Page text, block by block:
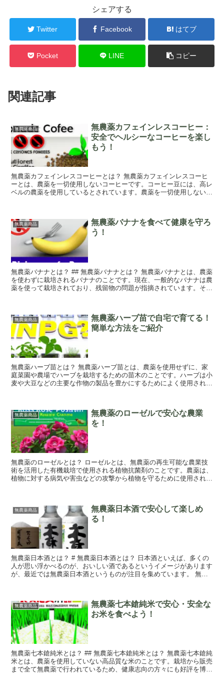
シェアする
Twitter Facebook はてブ
Pocket LINE コピー
関連記事
無農薬商品
無農薬カフェインレスコーヒー：
安全でヘルシーなコーヒーを楽し
もう！
無農薬カフェインレスコーヒーとは？ 無農薬カフェインレスコーヒ
ーとは、農薬を一切使用しないコーヒーです。コーヒー豆には、高レ
ベルの農薬を使用しているとされています。農薬を一切使用しないコ
無農薬商品
無農薬バナナを食べて健康を守ろ
う！
無農薬バナナとは？ ## 無農薬バナナとは？ 無農薬バナナとは、農薬
を使わずに栽培されるバナナのことです。現在、一般的なバナナは農
薬を使って栽培されており、残留物の問題が指摘されています。その
無農薬商品
無農薬ハーブ苗で自宅で育てる！
簡単な方法をご紹介
無農薬ハーブ苗とは？ 無農薬ハーブ苗とは、農薬を使用せずに、家
庭菜園や農場でハーブを栽培するための苗木のことです。ハーブは小
麦や大豆などの主要な作物の製品を豊かにするためによく使用されて
無農薬商品
無農薬のローゼルで安心な農業
を！
無農薬のローゼルとは？ ローゼルとは、無農薬の再生可能な農業技
術を活用した有機栽培で使用される植物抗菌剤のことです。農薬は、
植物に対する病気や害虫などの攻撃から植物を守るために使用されま
無農薬商品
無農薬日本酒で安心して楽しめ
る！
無農薬日本酒とは？ # 無農薬日本酒とは？ 日本酒といえば、多くの
人が思い浮かべるのが、おいしい酒であるというイメージがあります
が、最近では無農薬日本酒というものが注目を集めています。 無農
無農薬商品
無農薬七本鎗純米で安心・安全な
お米を食べよう！
無農薬七本鎗純米とは？ ## 無農薬七本鎗純米とは？ 無農薬七本鎗純
米とは、農薬を使用していない高品質な米のことです。栽培から販売
まで全て無農薬で行われているため、健康志向の方々にも好評を博し